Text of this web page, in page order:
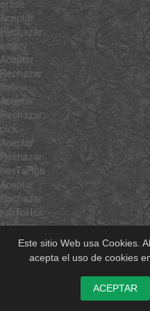
Este sitio Web usa Cookies.
acepta el uso de cookies
ACEPTAR
erase
Aceptar
Rechazar
empty
Aceptar
Rechazar
flatten
Aceptar
Rechazar
pick
Aceptar
Rechazar
hexToRgb
Aceptar
Rechazar
rgbToHex
Aceptar
Rechazar